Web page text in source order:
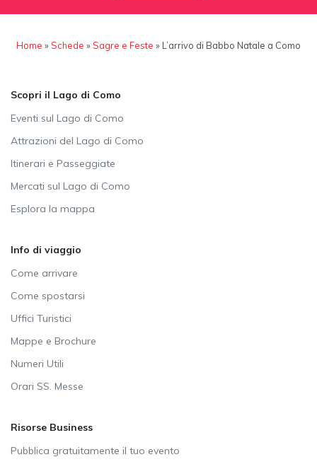
Home »Schede »Sagre e Feste » L’arrivo di Babbo Natale a Como
Scopri il Lago di Como
Eventi sul Lago di Como
Attrazioni del Lago di Como
Itinerari e Passeggiate
Mercati sul Lago di Como
Esplora la mappa
Info di viaggio
Come arrivare
Come spostarsi
Uffici Turistici
Mappe e Brochure
Numeri Utili
Orari SS. Messe
Risorse Business
Pubblica gratuitamente il tuo evento